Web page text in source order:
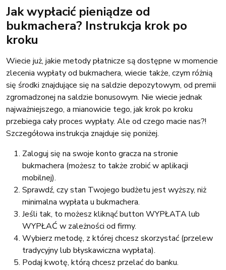
Jak wypłacić pieniądze od
bukmachera? Instrukcja krok po
kroku
Wiecie już, jakie metody płatnicze są dostępne w momencie
zlecenia wypłaty od bukmachera, wiecie także, czym różnią
się środki znajdujące się na saldzie depozytowym, od premii
zgromadzonej na saldzie bonusowym. Nie wiecie jednak
najważniejszego, a mianowicie tego, jak krok po kroku
przebiega cały proces wypłaty. Ale od czego macie nas?!
Szczegółowa instrukcja znajduje się poniżej.
Zaloguj się na swoje konto gracza na stronie
bukmachera (możesz to także zrobić w aplikacji
mobilnej).
Sprawdź, czy stan Twojego budżetu jest wyższy, niż
minimalna wypłata u bukmachera.
Jeśli tak, to możesz kliknąć button WYPŁATA lub
WYPŁAĆ w zależności od firmy.
Wybierz metodę, z której chcesz skorzystać (przelew
tradycyjny lub błyskawiczna wypłata).
Podaj kwotę, którą chcesz przelać do banku.